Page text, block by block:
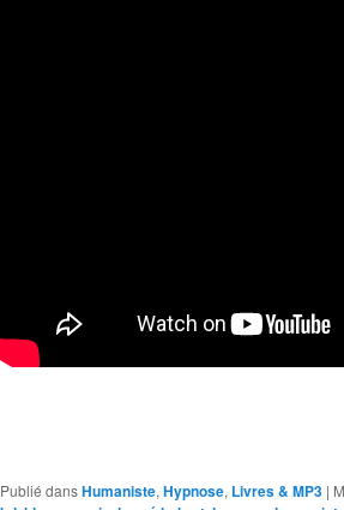
Publié dansHumaniste, Hypnose, Livres & MP3 |